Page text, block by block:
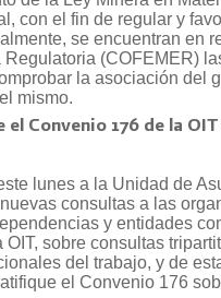
con el fin de regular y
se encuentran en
(COFEMER)
la asociación del
mismo.
Convenio 176 de la
lunes a la Unidad de
consultas a las
y entidades
sobre consultas
del trabajo, y de
el Convenio 176